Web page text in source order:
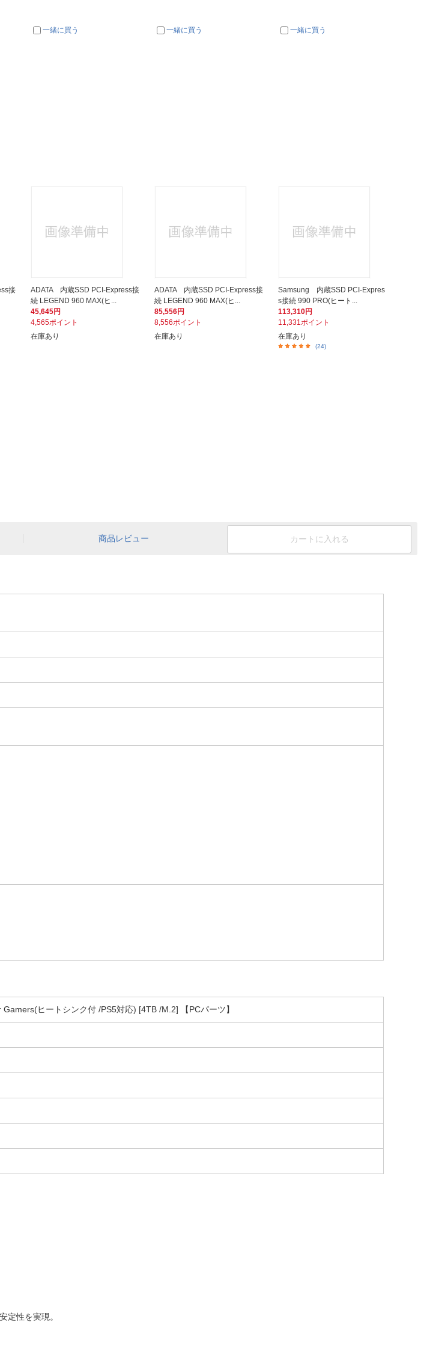
一緒に買う 一緒に買う 一緒に買う
接
ADATA 内蔵SSD PCI-Express接
続 LEGEND 960 MAX(ヒ...
45,645円
4,565ポイント
在庫あり
ADATA 内蔵SSD PCI-Express接
続 LEGEND 960 MAX(ヒ...
85,556円
8,556ポイント
在庫あり
Samsung 内蔵SSD PCI-Expres
s接続 990 PRO(ヒート...
113,310円
11,331ポイント
在庫あり
(24)
カートに入れる
商品レビュー
ヒートシンク付 /PS5対応) [4TB /M.2] 【PCパーツ】
定性を実現。